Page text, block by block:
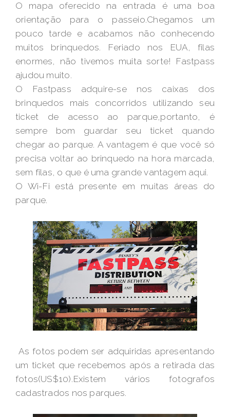
O mapa oferecido na entrada é uma boa
orientação para o passeio.Chegamos um
pouco tarde e acabamos não conhecendo
muitos brinquedos. Feriado nos EUA, filas
enormes, não tivemos muita sorte! Fastpass
ajudou muito.
O Fastpass adquire-se nos caixas dos
brinquedos mais concorridos utilizando seu
ticket de acesso ao parque,portanto, é
sempre bom guardar seu ticket quando
chegar ao parque. A vantagem é que você só
precisa voltar ao brinquedo na hora marcada,
sem filas, o que é uma grande vantagem aqui.
O Wi-Fi está presente em muitas áreas do
parque.
As fotos podem ser adquiridas apresentando
um ticket que recebemos após a retirada das
fotos(US$10).Existem vários fotografos
cadastrados nos parques.